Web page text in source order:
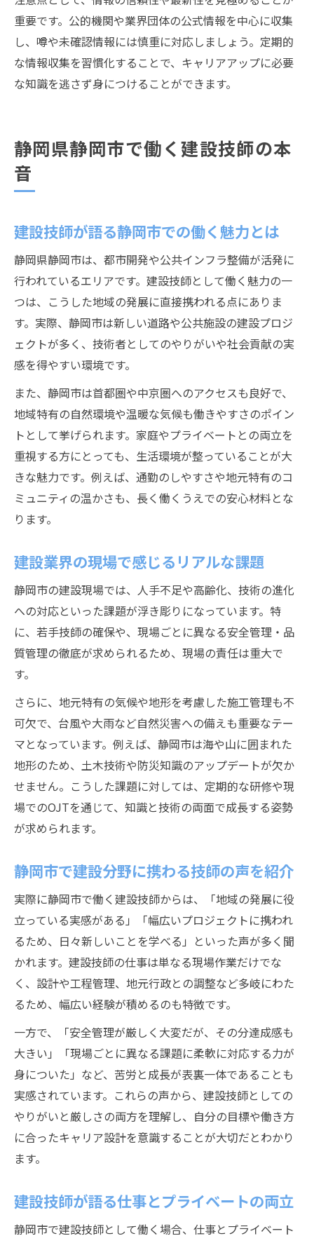
重要です。公的機関や業界団体の公式情報を中心に収集
し、噂や未確認情報には慎重に対応しましょう。定期的
な情報収集を習慣化することで、キャリアアップに必要
な知識を逃さず身につけることができます。
静岡県静岡市で働く建設技師の本
音
建設技師が語る静岡市での働く魅力とは
静岡県静岡市は、都市開発や公共インフラ整備が活発に
行われているエリアです。建設技師として働く魅力の一
つは、こうした地域の発展に直接携われる点にありま
す。実際、静岡市は新しい道路や公共施設の建設プロジ
ェクトが多く、技術者としてのやりがいや社会貢献の実
感を得やすい環境です。
また、静岡市は首都圏や中京圏へのアクセスも良好で、
地域特有の自然環境や温暖な気候も働きやすさのポイン
トとして挙げられます。家庭やプライベートとの両立を
重視する方にとっても、生活環境が整っていることが大
きな魅力です。例えば、通勤のしやすさや地元特有のコ
ミュニティの温かさも、長く働くうえでの安心材料とな
ります。
建設業界の現場で感じるリアルな課題
静岡市の建設現場では、人手不足や高齢化、技術の進化
への対応といった課題が浮き彫りになっています。特
に、若手技師の確保や、現場ごとに異なる安全管理・品
質管理の徹底が求められるため、現場の責任は重大で
す。
さらに、地元特有の気候や地形を考慮した施工管理も不
可欠で、台風や大雨など自然災害への備えも重要なテー
マとなっています。例えば、静岡市は海や山に囲まれた
地形のため、土木技術や防災知識のアップデートが欠か
せません。こうした課題に対しては、定期的な研修や現
場でのOJTを通じて、知識と技術の両面で成長する姿勢
が求められます。
静岡市で建設分野に携わる技師の声を紹介
実際に静岡市で働く建設技師からは、「地域の発展に役
立っている実感がある」「幅広いプロジェクトに携われ
るため、日々新しいことを学べる」といった声が多く聞
かれます。建設技師の仕事は単なる現場作業だけでな
く、設計や工程管理、地元行政との調整など多岐にわた
るため、幅広い経験が積めるのも特徴です。
一方で、「安全管理が厳しく大変だが、その分達成感も
大きい」「現場ごとに異なる課題に柔軟に対応する力が
身についた」など、苦労と成長が表裏一体であることも
実感されています。これらの声から、建設技師としての
やりがいと厳しさの両方を理解し、自分の目標や働き方
に合ったキャリア設計を意識することが大切だとわかり
ます。
建設技師が語る仕事とプライベートの両立
静岡市で建設技師として働く場合、仕事とプライベート